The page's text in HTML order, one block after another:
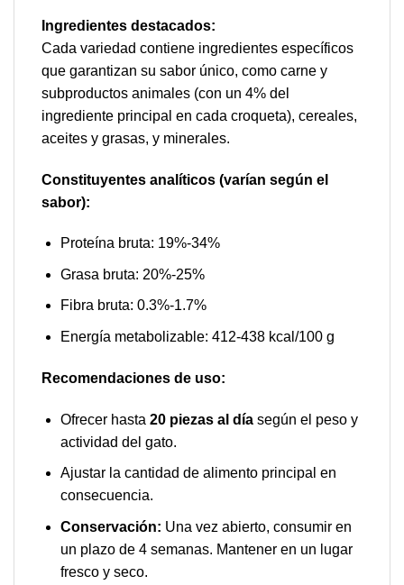
Ingredientes destacados:
Cada variedad contiene ingredientes específicos
que garantizan su sabor único, como carne y
subproductos animales (con un 4% del
ingrediente principal en cada croqueta), cereales,
aceites y grasas, y minerales.
Constituyentes analíticos (varían según el
sabor):
Proteína bruta: 19%-34%
Grasa bruta: 20%-25%
Fibra bruta: 0.3%-1.7%
Energía metabolizable: 412-438 kcal/100 g
Recomendaciones de uso:
Ofrecer hasta 20 piezas al díasegún el peso y
actividad del gato.
Ajustar la cantidad de alimento principal en
consecuencia.
Conservación: Una vez abierto, consumir en
un plazo de 4 semanas. Mantener en un lugar
fresco y seco.